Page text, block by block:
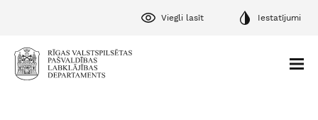
Viegli lasīt Iestatījumi